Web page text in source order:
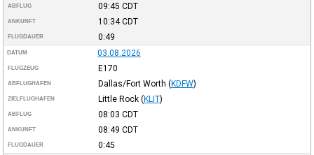
ABFLUG 09:45 CDT
ANKUNFT 10:34CDT
FLUGDAUER 0:49
DATUM 03.08.2026
FLUGZEUG E170
ABFLUGHAFEN Dallas/Fort Worth (KDFW)
ZIELFLUGHAFEN Little Rock (KLIT)
ABFLUG 08:03 CDT
ANKUNFT 08:49 CDT
FLUGDAUER 0:45